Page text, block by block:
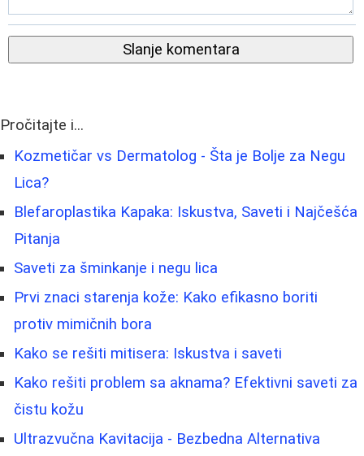
Slanje komentara
Pročitajte i...
Kozmetičar vs Dermatolog - Šta je Bolje za Negu
Lica?
Blefaroplastika Kapaka: Iskustva, Saveti i Najčešća
Pitanja
Saveti za šminkanje i negu lica
Prvi znaci starenja kože: Kako efikasno boriti
protiv mimičnih bora
Kako se rešiti mitisera: Iskustva i saveti
Kako rešiti problem sa aknama? Efektivni saveti za
čistu kožu
Ultrazvučna Kavitacija - Bezbedna Alternativa